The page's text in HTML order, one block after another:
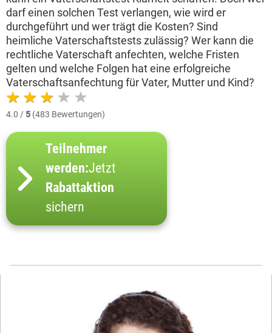
darf einen solchen Test verlangen, wie wird er
durchgeführt und wer trägt die Kosten? Sind
heimliche Vaterschaftstests zulässig? Wer kann die
rechtliche Vaterschaft anfechten, welche Fristen
gelten und welche Folgen hat eine erfolgreiche
Vaterschaftsanfechtung für Vater, Mutter und Kind?
4.0 / 5 (483 Bewertungen)
Teilnehmer
werden:Jetzt
Rabattaktion
sichern